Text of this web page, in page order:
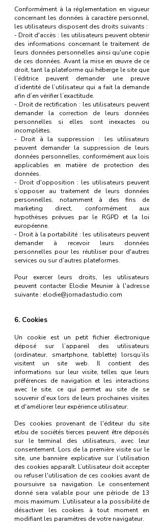
Conformément à la réglementation en vigueur
concernant les données à caractère personnel,
les utilisateurs disposent des droits suivants :
- Droit d'accès : les utilisateurs peuvent obtenir
des informations concernant le traitement de
leurs données personnelles ainsi qu'une copie
de ces données. Avant la mise en œuvre de ce
droit, tant la plateforme qui héberge le site que
l’éditrice peuvent demander une preuve
d’identité de l’utilisateur qui a fait la demande
afin d’en vérifier l’exactitude.
- Droit de rectification : les utilisateurs peuvent
demander la correction de leurs données
personnelles si elles sont inexactes ou
incomplètes.
- Droit à la suppression : les utilisateurs
peuvent demander la suppression de leurs
données personnelles, conformément aux lois
applicables en matière de protection des
données.
- Droit d'opposition : les utilisateurs peuvent
s’opposer au traitement de leurs données
personnelles, notamment à des fins de
marketing direct, conformément aux
hypothèses prévues par le RGPD et la loi
européenne.
- Droit à la portabilité : les utilisateurs peuvent
demander à recevoir leurs données
personnelles pour les réutiliser pour d'autres
services ou sur d’autres plateformes.
Pour exercer leurs droits, les utilisateurs
peuvent contacter Elodie Meunier à l'adresse
suivante : elodie@jornadastudio.com
6. Cookies
Un cookie est un petit fichier électronique
déposé sur l’appareil des utilisateurs
(ordinateur, smartphone, tablette) lorsqu’ils
visitent un site web. Il contient des
informations sur leur visite, telles que leurs
préférences de navigation et les interactions
avec le site, ce qui permet au site de se
souvenir d’eux lors de leurs prochaines visites
et d'améliorer leur expérience utilisateur.
Des cookies provenant de l'éditeur du site
et/ou de sociétés tierces peuvent être déposés
sur le terminal des utilisateurs, avec leur
consentement. Lors de la première visite sur le
site, une bannière explicative sur l’utilisation
des cookies apparaît. L’utilisateur doit accepter
ou refuser l'utilisation de ces cookies avant de
poursuivre sa navigation. Le consentement
donné sera valable pour une période de 13
mois maximum. L’utilisateur a la possibilité de
désactiver les cookies à tout moment en
modifiant les paramètres de votre navigateur.